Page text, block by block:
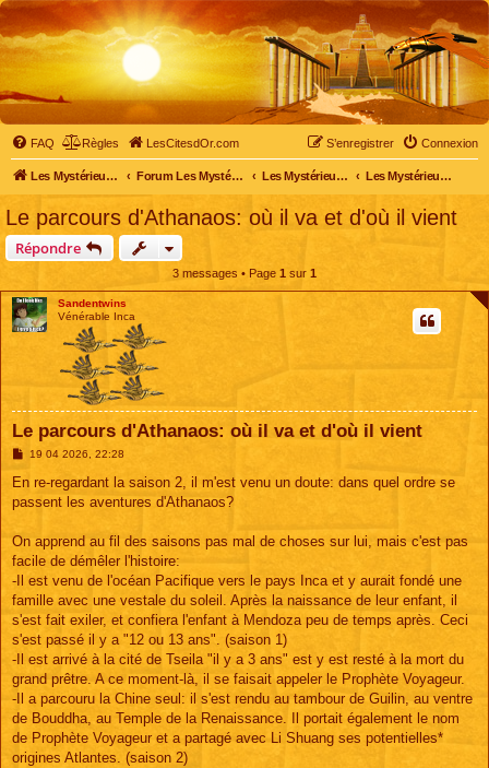
FAQ Règles LesCitesdOr.com Connexion
S’enregistrer
Les Mystérieuses Cités d'Or - LesCitesdOr.com Forum Les Mystérieuses Cités d'Or Les Mystérieuses Cités d'Or Les Mystérieuses Cités d'Or : saison 2 (2013)
Le parcours d'Athanaos: où il va et d'où il vient
Répondre
3 messages • Page 1 sur 1
Sandentwins
Vénérable Inca
Le parcours d'Athanaos: où il va et d'où il vient
M
s
a
19 04 2026, 22:28
En re-regardant la saison 2, il m'est venu un doute: dans quel ordre se
passent les aventures d'Athanaos?
On apprend au fil des saisons pas mal de choses sur lui, mais c'est pas
facile de démêler l'histoire:
-Il est venu de l'océan Pacifique vers le pays Inca et y aurait fondé une
famille avec une vestale du soleil. Après la naissance de leur enfant, il
s'est fait exiler, et confiera l'enfant à Mendoza peu de temps après. Ceci
s'est passé il y a "12 ou 13 ans". (saison 1)
-Il est arrivé à la cité de Tseila "il y a 3 ans" est y est resté à la mort du
grand prêtre. A ce moment-là, il se faisait appeler le Prophète Voyageur.
-Il a parcouru la Chine seul: il s'est rendu au tambour de Guilin, au ventre
de Bouddha, au Temple de la Renaissance. Il portait également le nom
de Prophète Voyageur et a partagé avec Li Shuang ses potentielles*
origines Atlantes. (saison 2)